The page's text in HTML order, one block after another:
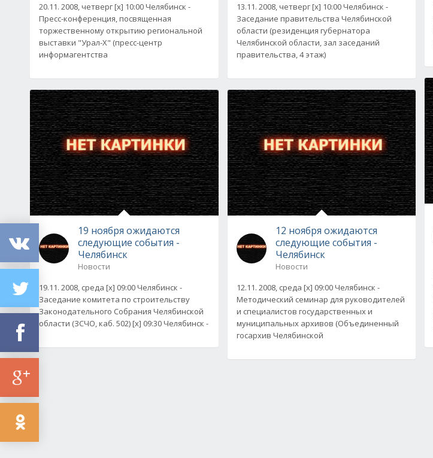
20.11. 2008, четверг [x] 10:00 Челябинск -
Пресс-конференция, посвященная
торжественному открытию региональной
выставки "Урал-X" (пресс-центр
информагентства
19 ноября ожидаются
следующие события -
Челябинск
Новости
19.11. 2008, среда [x] 09:00 Челябинск -
Заседание комитета по строительству
Законодательного Собрания Челябинской
области (ЗСЧО, каб. 502) [x] 09:30 Челябинск -
13.11. 2008, четверг [x] 10:00 Челябинск -
Заседание правительства Челябинской
области (резиденция губернатора
Челябинской области, зал заседаний
правительства, 4 этаж)
12 ноября ожидаются
следующие события -
Челябинск
Новости
12.11. 2008, среда [x] 09:00 Челябинск -
Методический семинар для руководителей
и специалистов государственных и
муниципальных архивов (Объединенный
госархив Челябинской